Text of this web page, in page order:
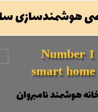
Number 1
smart home
هوشمند نامبروان
هوشمندسازی